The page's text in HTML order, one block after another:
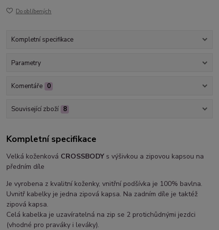
Do oblíbených
Kompletní specifikace
Parametry
Komentáře 0
Související zboží 8
Kompletní specifikace
Velká koženková CROSSBODY s výšivkou a zipovou kapsou na
předním díle
Je vyrobena z kvalitní koženky, vnitřní podšívka je 100% bavlna.
Uvnitř kabelky je jedna zipová kapsa. Na zadním díle je taktéž
zipová kapsa.
Celá kabelka je uzavíratelná na zip se 2 protichůdnými jezdci
(vhodné pro praváky i leváky).